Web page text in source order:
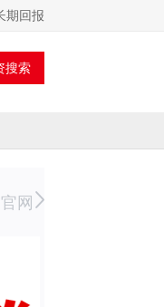
期回报
搜索
网